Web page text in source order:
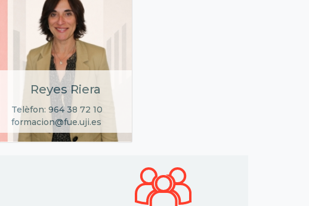
Reyes Riera
Telèfon: 964 38 72 10
formacion@fue.uji.es